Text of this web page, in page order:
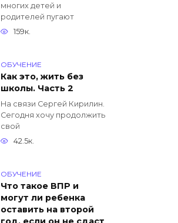
многих детей и
родителей пугают
159к.
ОБУЧЕНИЕ
Как это, жить без
школы. Часть 2
На связи Сергей Кирилин.
Сегодня хочу продолжить
свой
42.5к.
ОБУЧЕНИЕ
Что такое ВПР и
могут ли ребенка
оставить на второй